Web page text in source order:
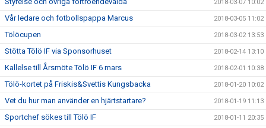
2018-03-07 10:02
Vår ledare och fotbollspappa Marcus 2018-03-05 11:02
Tölöcupen 2018-03-02 13:53
Stötta Tölö IF via Sponsorhuset 2018-02-14 13:10
Kallelse till Årsmöte Tölö IF 6 mars 2018-02-01 10:38
Tölö-kortet på Friskis&Svettis Kungsbacka 2018-01-20 10:02
Vet du hur man använder en hjärtstartare? 2018-01-19 11:13
Sportchef sökes till Tölö IF 2018-01-11 20:35